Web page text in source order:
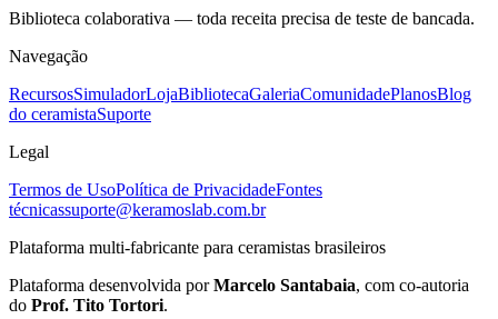
Biblioteca colaborativa — toda receita precisa de teste de bancada.
Navegação
RecursosSimuladorLojaBibliotecaGaleriaComunidadePlanosBlog
do ceramistaSuporte
Legal
Termos de UsoPolítica de PrivacidadeFontes
técnicassuporte@keramoslab.com.br
Plataforma multi-fabricante para ceramistas brasileiros
Plataforma desenvolvida porMarcelo Santabaia, com co-autoria
do Prof. Tito Tortori.